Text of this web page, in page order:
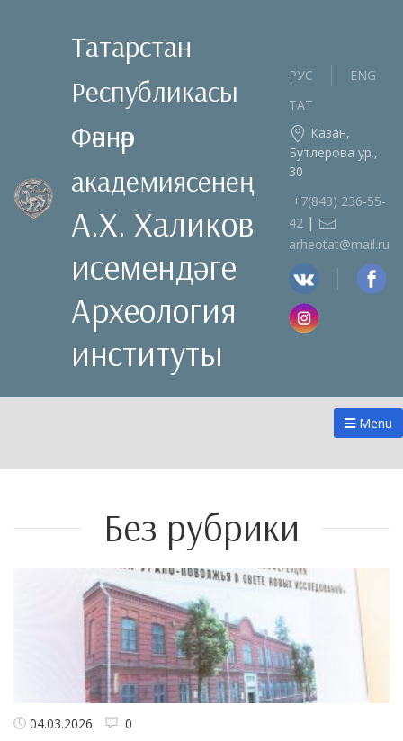
Татарстан
Республикасы
Фәннәр
академиясенең
А.Х. Халиков
исемендәге
Археология
институты
РУС
ENG
ТАТ
Казан,
Бутлерова ур.,
30
+7(843) 236‑55-
42 |
arheotat@mail.ru
Menu
Без рубрики
04.03.2026 0